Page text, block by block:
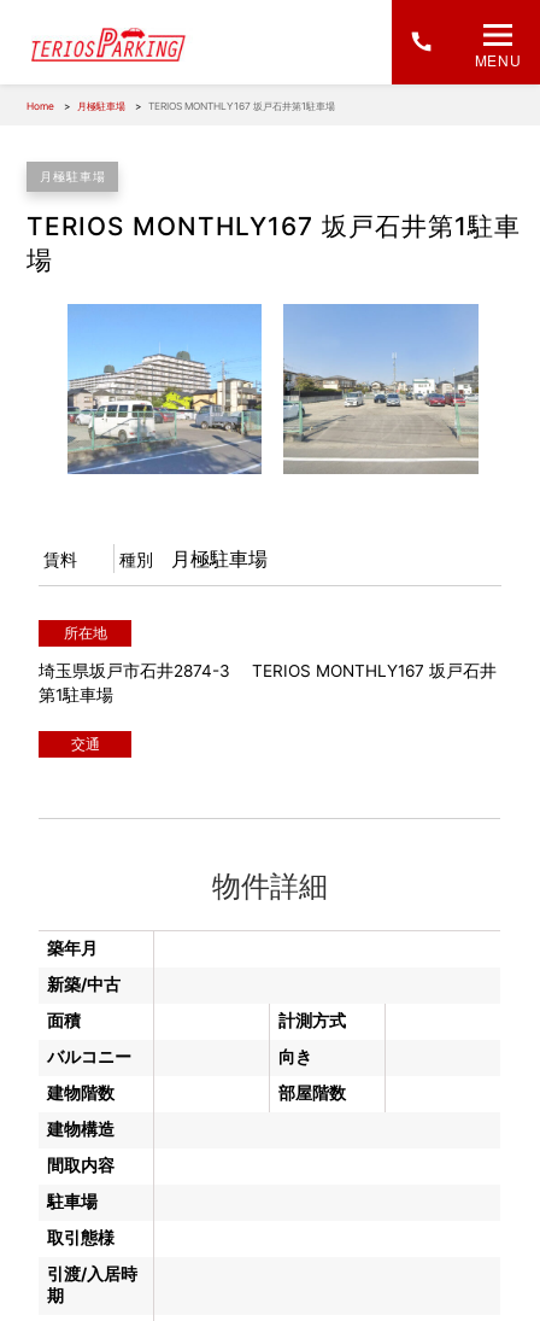
MENU
Home 月極駐車場 TERIOS MONTHLY167 坂戸石井第1駐車場
月極駐車場
TERIOS MONTHLY167 坂戸石井第1駐車
場
1/
賃料 種別 月極駐車場
所在地
埼玉県坂戸市石井2874-3 TERIOS MONTHLY167 坂戸石井
第1駐車場
交通
物件詳細
築年月
新築/中古
面積
計測方式
バルコニー
向き
建物階数
部屋階数
建物構造
間取内容
駐車場
取引態様
引渡/入居時
期